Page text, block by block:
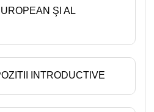
ŞI AL
INTRODUCTlVE